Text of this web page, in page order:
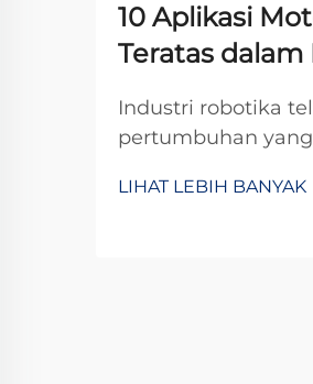
10 Aplikasi
Teratas dalam
Industri robotika
pertumbuhan
tahun terakhir,
LIHAT LEBIH BANYAK